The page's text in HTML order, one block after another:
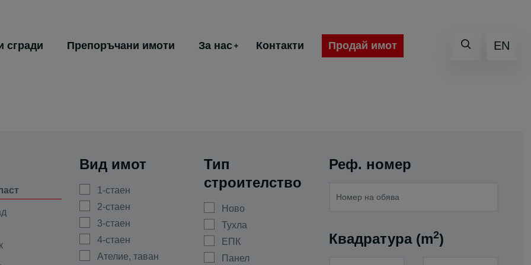
сгради Препоръчани имоти За нас Контакти Продай имот EN
Вид имот
1-стаен
2-стаен
3-стаен
4-стаен
Ателие, таван
Тип
строителство
Ново
Тухла
ЕПК
Панел
Реф. номер
Квадратура (m2)